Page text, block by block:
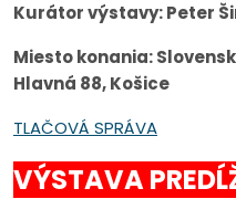
Kurátor výstavy: Peter
Miesto konania:
Hlavná 88, Košice
TLAČOVÁ SPRÁVA
VÝSTAVA